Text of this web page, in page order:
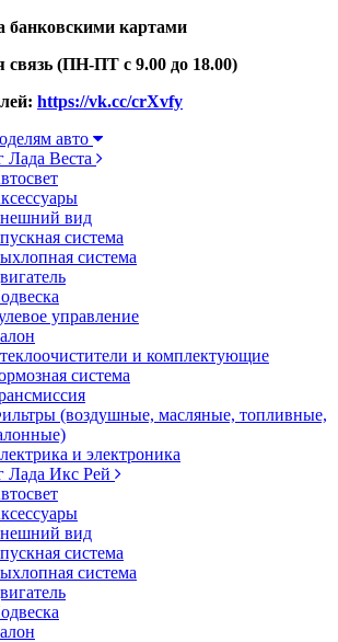
банковскими картами
связь (ПН-ПТ с 9.00 до 18.00)
https://vk.cc/crXvfy
авто
Веста
вид
система
система
управление
и комплектующие
система
(воздушные, масляные, топливные,
и электроника
Лада Икс Рей
вид
система
система